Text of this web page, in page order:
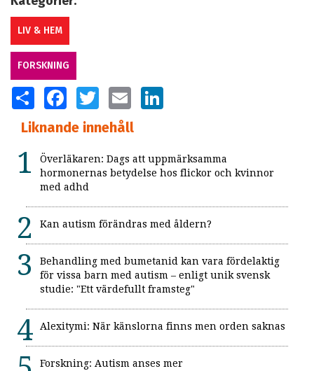
LIV & HEM
FORSKNING
SHARE FACEBOOKTWITTER EMAIL
Liknande innehåll
Överläkaren: Dags att uppmärksamma
hormonernas betydelse hos flickor och kvinnor
med adhd
Kan autism förändras med åldern?
Behandling med bumetanid kan vara fördelaktig
för vissa barn med autism – enligt unik svensk
studie: "Ett värdefullt framsteg"
Alexitymi: När känslorna finns men orden saknas
Forskning: Autism anses mer